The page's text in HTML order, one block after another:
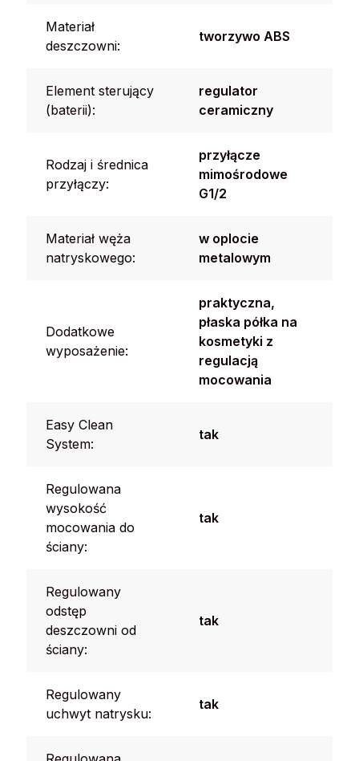
Materiał
deszczowni:
tworzywo ABS
Element sterujący
(baterii):
regulator
ceramiczny
Rodzaj i średnica
przyłączy:
przyłącze
mimośrodowe
G1/2
Materiał węża
natryskowego:
w oplocie
metalowym
Dodatkowe
wyposażenie:
praktyczna,
płaska półka na
kosmetyki z
regulacją
mocowania
Easy Clean
System:
tak
Regulowana
wysokość
mocowania do
ściany:
tak
Regulowany
odstęp
deszczowni od
ściany:
tak
Regulowany
uchwyt natrysku:
tak